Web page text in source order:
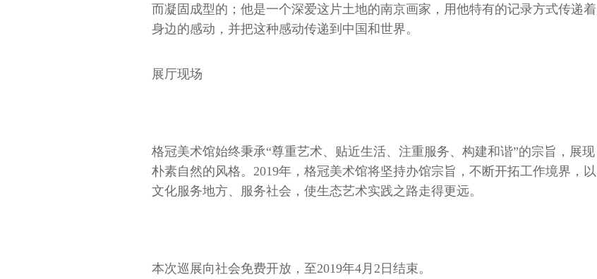
而凝固成型的；他是一个深爱这片土地的南京画家，用他特有的记录方式传递着
身边的感动，并把这种感动传递到中国和世界。
展厅现场
格冠美术馆始终秉承“尊重艺术、贴近生活、注重服务、构建和谐”的宗旨，展现
朴素自然的风格。2019年，格冠美术馆将坚持办馆宗旨，不断开拓工作境界，以
文化服务地方、服务社会，使生态艺术实践之路走得更远。
本次巡展向社会免费开放，至2019年4月2日结束。